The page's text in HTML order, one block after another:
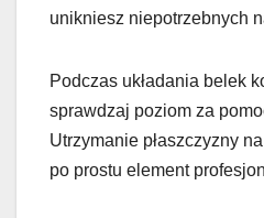
unikniesz niepotrzebnych
Podczas układania belek
sprawdzaj poziom za
Utrzymanie płaszczyzny
po prostu element